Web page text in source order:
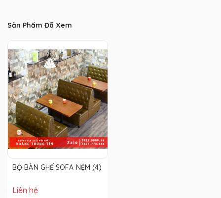
Sản Phẩm Đã Xem
BỘ BÀN GHẾ SOFA NỆM (4)
Liên hệ